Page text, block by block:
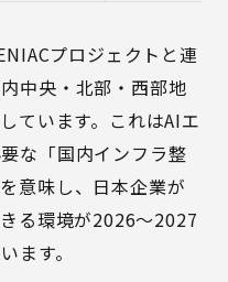
プロジェクトと連
中央・北部・西部地
ています。これはAIエ
な「国内インフラ整
意味し、日本企業が
る環境が2026〜2027
ます。